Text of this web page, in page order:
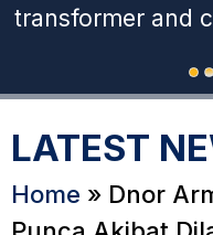
transformer and
LATEST
Home » Dnor